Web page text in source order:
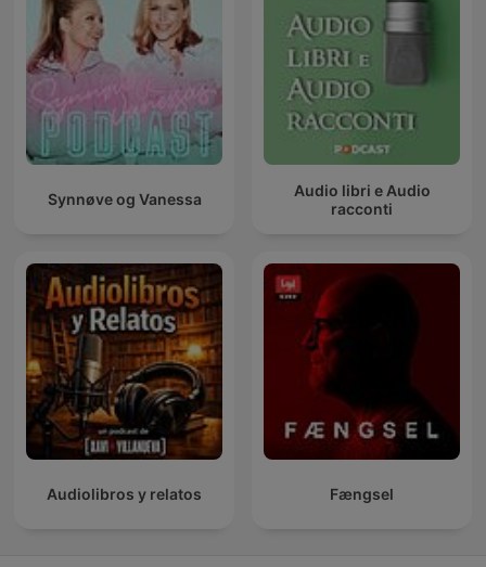
Synnøve og Vanessa
Audio libri e Audio
racconti
Audiolibros y relatos Fængsel